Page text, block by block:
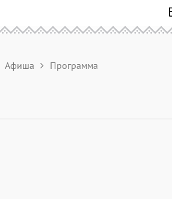
Афиша Программа